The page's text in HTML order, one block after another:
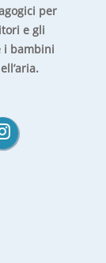
per
e gli
i bambini